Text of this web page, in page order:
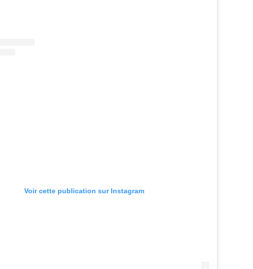
Voir cette publication sur Instagram